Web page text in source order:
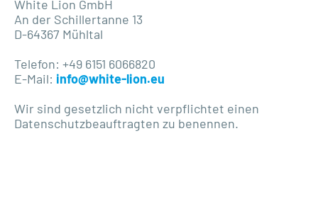
White Lion GmbH
An der Schillertanne 13
D-64367 Mühltal
Telefon: +49 6151 6066820
E-Mail: info@white-lion.eu
Wir sind gesetzlich nicht verpflichtet einen
Datenschutzbeauftragten zu benennen.